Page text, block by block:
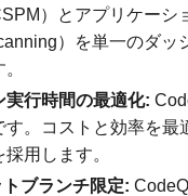
）とアプリケーシ
）を単一のダッ
実行時間の最適化:
。コストと効率を最
用します。
ブランチ限定: